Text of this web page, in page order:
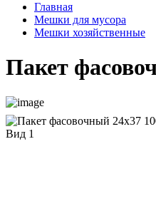
Главная
Мешки для мусора
Мешки хозяйственные
Пакет